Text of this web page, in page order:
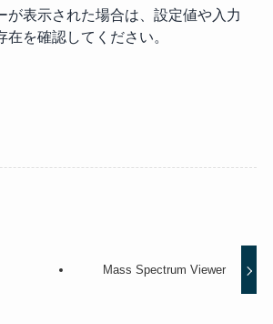
が表示された場合は、設定値や入力
在を確認してください。
Mass Spectrum Viewer